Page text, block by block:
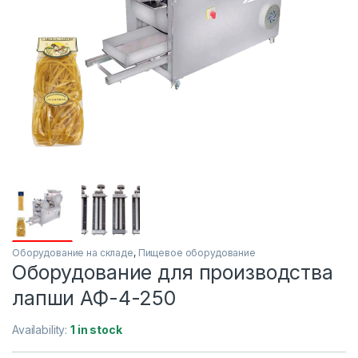
Оборудование на складе, Пищевое оборудование
Оборудование для производства
лапши АФ-4-250
Availability:1 in stock